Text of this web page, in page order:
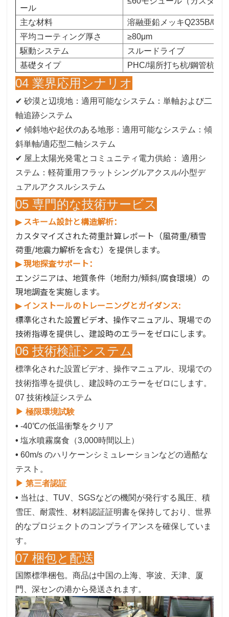
ール
主な材料
溶融亜鉛メッキQ235B/
平均コーティング厚さ
≥80μm
駆動システム
スルードライブ
基礎タイプ
PHC/場所打ち杭/鋼管杭
04 業界応用シナリオ
✔ 砂漠と辺境地：適用可能なシステム：単軸および二
軸追跡システム
✔ 傾斜地や起伏のある地形：適用可能なシステム：傾
斜単軸/適応型二軸システム
✔ 屋上太陽光発電とコミュニティ電力供給：適用シ
ステム：軽荷重用フラットシングルアクスル/小型デ
ュアルアクスルシステム
05 専門的な技術サービス
▶ スキーム設計と構造解析：
カスタマイズされた荷重計算レポート（風荷重/積雪
荷重/地震力解析を含む）を提供します。
▶現地探査サポート：
エンジニアは、地質条件（地耐力/傾斜/腐食環境）の
現地調査を実施します。
▶ インストールのトレーニングとガイダンス:
標準化された設置ビデオ、操作マニュアル、現場での
技術指導を提供し、建設時のエラーをゼロにします。
06 技術検証システム
標準化された設置ビデオ、操作マニュアル、現場での
技術指導を提供し、建設時のエラーをゼロにします。
07 技術検証システム
▶ 極限環境試験
•-40℃の低温衝撃をクリア
•塩水噴霧腐食（3,000時間以上）
•60m/s のハリケーンシミュレーションなどの過酷な
テスト。
▶ 第三者認証
• 当社は、TUV、SGSなどの機関が発行する風圧、積
雪圧、耐震性、材料認証証明書を保持しており、世界
的なプロジェクトのコンプライアンスを確保していま
す。
07 梱包と配送
国際標準梱包。商品は中国の上海、寧波、天津、厦
門、深センの港から発送されます。